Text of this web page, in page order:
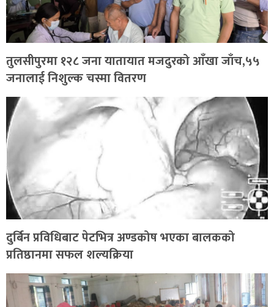
तुलसीपुरमा १२८ जना यातायात मजदुरको आँखा जाँच,५५
जनालाई निशुल्क चस्मा वितरण
दुर्बिन प्रविधिबाट पेटभित्र अण्डकोष भएका बालकको
प्रतिष्ठानमा सफल शल्यक्रिया